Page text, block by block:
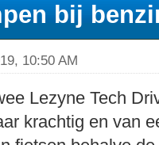
bij
10:50 AM
Lezyne Tech
krachtig en van